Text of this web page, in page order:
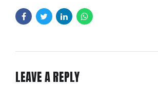
LEAVE A REPLY